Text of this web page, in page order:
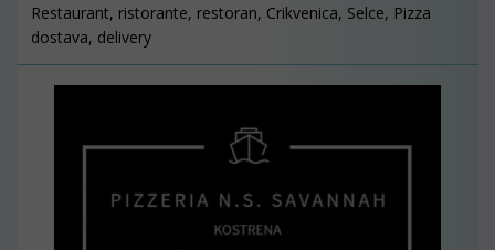
Restaurant, ristorante, restoran, Crikvenica, Selce, Pizza
dostava, delivery